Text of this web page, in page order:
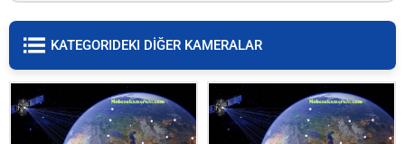
KATEGORIDEKI DİĞER KAMERALAR